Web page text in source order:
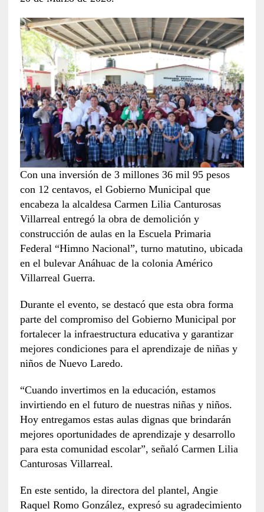
Con una inversión de 3 millones 36 mil 95 pesos
con 12 centavos, el Gobierno Municipal que
encabeza la alcaldesa Carmen Lilia Canturosas
Villarreal entregó la obra de demolición y
construcción de aulas en la Escuela Primaria
Federal “Himno Nacional”, turno matutino, ubicada
en el bulevar Anáhuac de la colonia Américo
Villarreal Guerra.
Durante el evento, se destacó que esta obra forma
parte del compromiso del Gobierno Municipal por
fortalecer la infraestructura educativa y garantizar
mejores condiciones para el aprendizaje de niñas y
niños de Nuevo Laredo.
“Cuando invertimos en la educación, estamos
invirtiendo en el futuro de nuestras niñas y niños.
Hoy entregamos estas aulas dignas que brindarán
mejores oportunidades de aprendizaje y desarrollo
para esta comunidad escolar”, señaló Carmen Lilia
Canturosas Villarreal.
En este sentido, la directora del plantel, Angie
Raquel Romo González, expresó su agradecimiento